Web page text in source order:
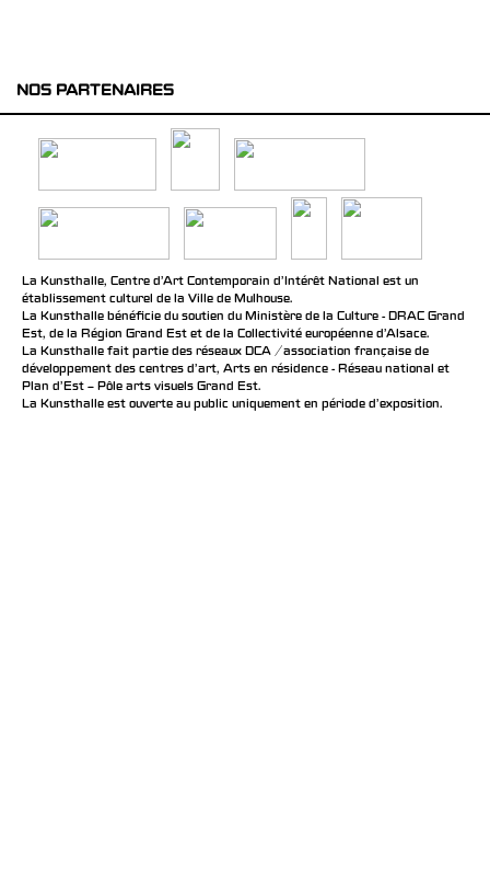
NOS PARTENAIRES
La Kunsthalle, Centre d’Art Contemporain d’Intérêt National est un
établissement culturel de la Ville de Mulhouse.
La Kunsthalle bénéficie du soutien du Ministère de la Culture - DRAC Grand
Est, de la Région Grand Est et de la Collectivité européenne d’Alsace.
La Kunsthalle fait partie des réseaux DCA / association française de
développement des centres d'art, Arts en résidence - Réseau national et
Plan d’Est – Pôle arts visuels Grand Est.
La Kunsthalle est ouverte au public uniquement en période d'exposition.